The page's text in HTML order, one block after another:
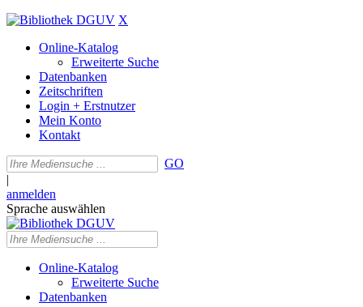
X
Online-Katalog
Erweiterte Suche
Datenbanken
Zeitschriften
Login + Erstnutzer
Mein Konto
Kontakt
GO
|
anmelden
Sprache auswählen
Online-Katalog
Erweiterte Suche
Datenbanken